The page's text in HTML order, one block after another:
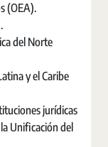
(OEA).
del Norte
y el Caribe
jurídicas
Unificación del